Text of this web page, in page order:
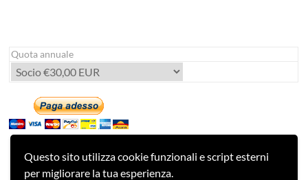
Questo sito utilizza cookie funzionali e script esterni
per migliorare la tua esperienza.
Quota annuale